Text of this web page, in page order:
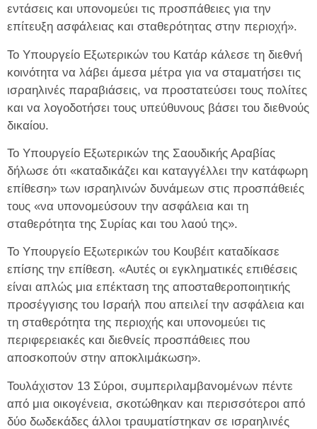
εντάσεις και υπονομεύει τις προσπάθειες για την
επίτευξη ασφάλειας και σταθερότητας στην περιοχή».
Το Υπουργείο Εξωτερικών του Κατάρ κάλεσε τη διεθνή
κοινότητα να λάβει άμεσα μέτρα για να σταματήσει τις
ισραηλινές παραβιάσεις, να προστατεύσει τους πολίτες
και να λογοδοτήσει τους υπεύθυνους βάσει του διεθνούς
δικαίου.
Το Υπουργείο Εξωτερικών της Σαουδικής Αραβίας
δήλωσε ότι «καταδικάζει και καταγγέλλει την κατάφωρη
επίθεση» των ισραηλινών δυνάμεων στις προσπάθειές
τους «να υπονομεύσουν την ασφάλεια και τη
σταθερότητα της Συρίας και του λαού της».
Το Υπουργείο Εξωτερικών του Κουβέιτ καταδίκασε
επίσης την επίθεση. «Αυτές οι εγκληματικές επιθέσεις
είναι απλώς μια επέκταση της αποσταθεροποιητικής
προσέγγισης του Ισραήλ που απειλεί την ασφάλεια και
τη σταθερότητα της περιοχής και υπονομεύει τις
περιφερειακές και διεθνείς προσπάθειες που
αποσκοπούν στην αποκλιμάκωση».
Τουλάχιστον 13 Σύροι, συμπεριλαμβανομένων πέντε
από μια οικογένεια, σκοτώθηκαν και περισσότεροι από
δύο δωδεκάδες άλλοι τραυματίστηκαν σε ισραηλινές